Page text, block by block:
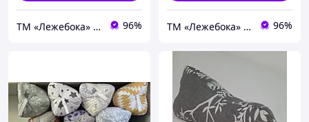
ТМ «Лежебока» - текстиль и спецтовары 96% ТМ «Лежебока» - текстиль и спецтовары 96%